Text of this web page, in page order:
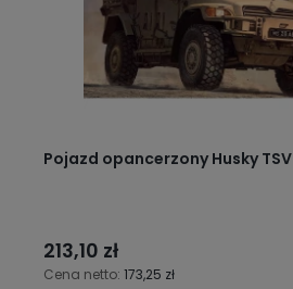
Pojazd opancerzony Husky TSV
213,10 zł
Cena netto: 173,25 zł